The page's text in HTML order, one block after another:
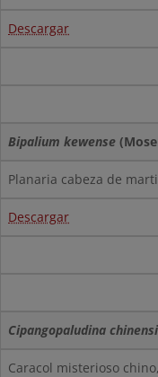
Descargar
Bipalium kewense
Planaria cabeza de
Descargar
Cipangopaludina
Caracol misterioso